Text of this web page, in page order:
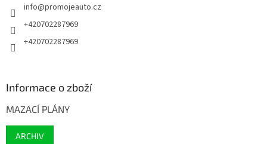
info@promojeauto.cz
+420702287969
+420702287969
Informace o zboží
MAZACÍ PLÁNY
ARCHIV